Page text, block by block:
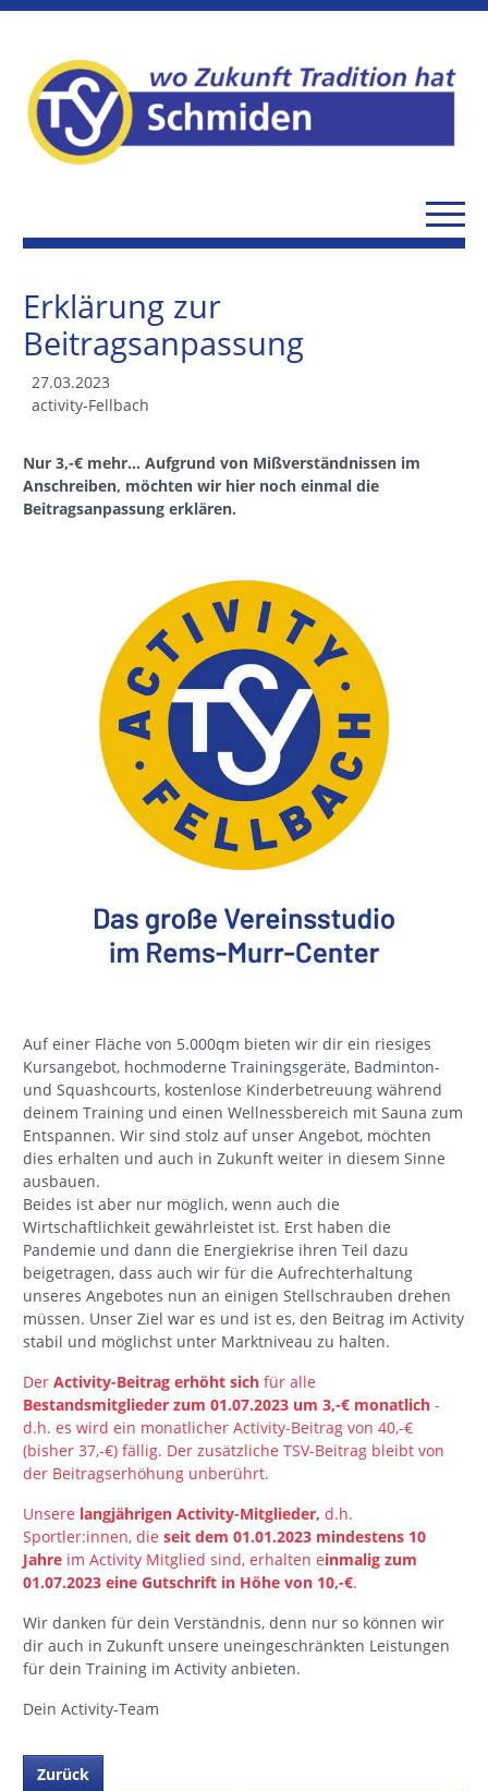
Erklärung zur
Beitragsanpassung
27.03.2023
activity-Fellbach
Nur 3,-€ mehr... Aufgrund von Mißverständnissen im
Anschreiben, möchten wir hier noch einmal die
Beitragsanpassung erklären.
Auf einer Fläche von 5.000qm bieten wir dir ein riesiges
Kursangebot, hochmoderne Trainingsgeräte, Badminton-
und Squashcourts, kostenlose Kinderbetreuung während
deinem Training und einen Wellnessbereich mit Sauna zum
Entspannen. Wir sind stolz auf unser Angebot, möchten
dies erhalten und auch in Zukunft weiter in diesem Sinne
ausbauen.
Beides ist aber nur möglich, wenn auch die
Wirtschaftlichkeit gewährleistet ist. Erst haben die
Pandemie und dann die Energiekrise ihren Teil dazu
beigetragen, dass auch wir für die Aufrechterhaltung
unseres Angebotes nun an einigen Stellschrauben drehen
müssen. Unser Ziel war es und ist es, den Beitrag im Activity
stabil und möglichst unter Marktniveau zu halten.
Der Activity-Beitrag erhöht sich für alle
Bestandsmitglieder zum 01.07.2023 um 3,-€ monatlich -
d.h. es wird ein monatlicher Activity-Beitrag von 40,-€
(bisher 37,-€) fällig. Der zusätzliche TSV-Beitrag bleibt von
der Beitragserhöhung unberührt.
Unsere langjährigen Activity-Mitglieder, d.h.
Sportler:innen, die seit dem 01.01.2023 mindestens 10
Jahre im Activity Mitglied sind, erhalten einmalig zum
01.07.2023 eine Gutschrift in Höhe von 10,-€.
Wir danken für dein Verständnis, denn nur so können wir
dir auch in Zukunft unsere uneingeschränkten Leistungen
für dein Training im Activity anbieten.
Dein Activity-Team
Zurück